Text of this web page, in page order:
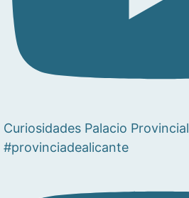
Curiosidades Palacio Provincial
#provinciadealicante